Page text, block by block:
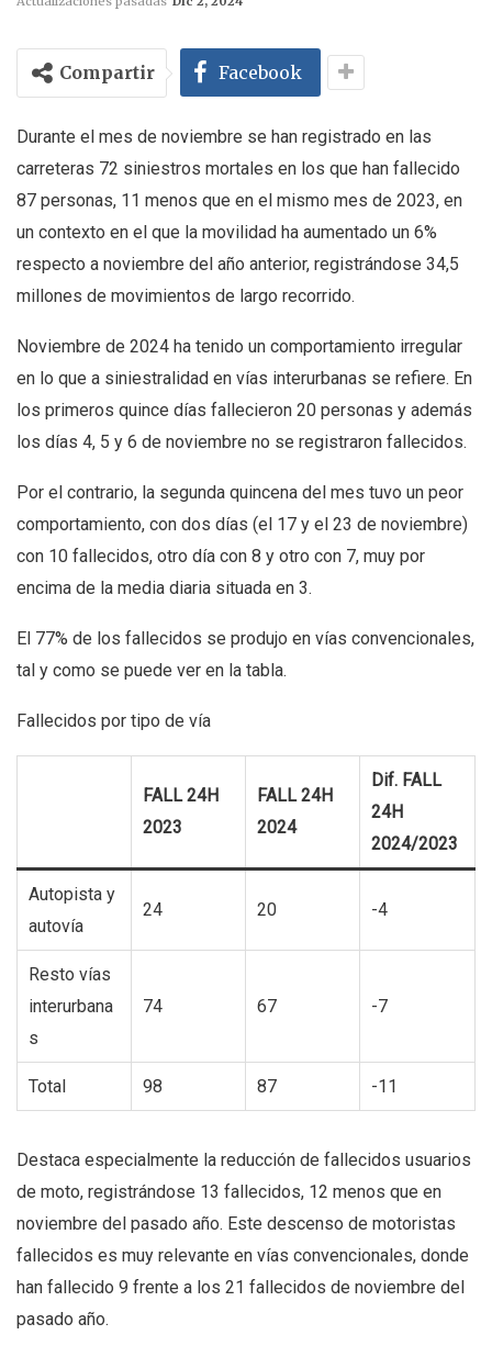
Compartir Facebook
Durante el mes de noviembre se han registrado en las
carreteras 72 siniestros mortales en los que han fallecido
87 personas, 11 menos que en el mismo mes de 2023, en
un contexto en el que la movilidad ha aumentado un 6%
respecto a noviembre del año anterior, registrándose 34,5
millones de movimientos de largo recorrido.
Noviembre de 2024 ha tenido un comportamiento irregular
en lo que a siniestralidad en vías interurbanas se refiere. En
los primeros quince días fallecieron 20 personas y además
los días 4, 5 y 6 de noviembre no se registraron fallecidos.
Por el contrario, la segunda quincena del mes tuvo un peor
comportamiento, con dos días (el 17 y el 23 de noviembre)
con 10 fallecidos, otro día con 8 y otro con 7, muy por
encima de la media diaria situada en 3.
El 77% de los fallecidos se produjo en vías convencionales,
tal y como se puede ver en la tabla.
Fallecidos por tipo de vía
FALL 24H
2023
FALL 24H
2024
Dif. FALL
24H
2024/2023
Autopista y
autovía
24 20 -4
Resto vías
interurbana
s
74 67 -7
Total 98 87 -11
Destaca especialmente la reducción de fallecidos usuarios
de moto, registrándose 13 fallecidos, 12 menos que en
noviembre del pasado año. Este descenso de motoristas
fallecidos es muy relevante en vías convencionales, donde
han fallecido 9 frente a los 21 fallecidos de noviembre del
pasado año.